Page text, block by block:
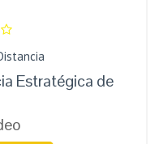
Estratégica de